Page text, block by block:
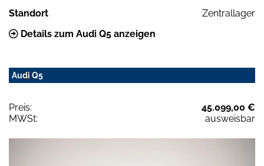
Standort
Zentrallager
Details zum Audi Q5 anzeigen
Audi Q5
Preis:
45.099,00 €
MWSt:
ausweisbar